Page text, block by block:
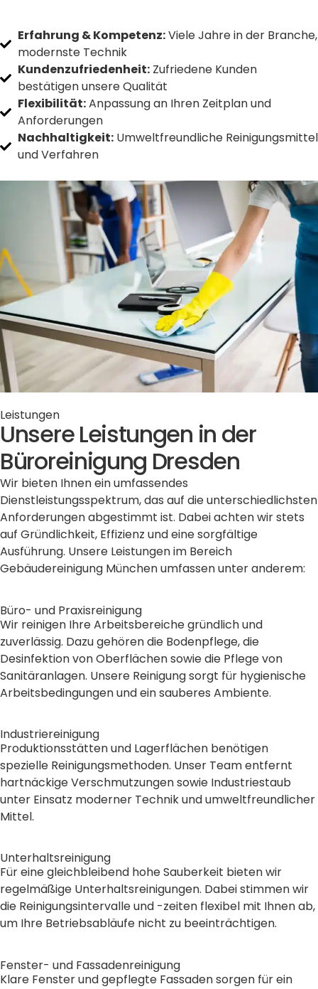
Erfahrung & Kompetenz:Viele Jahre in der Branche,
modernste Technik
Kundenzufriedenheit: Zufriedene Kunden
bestätigen unsere Qualität
Flexibilität:Anpassung an Ihren Zeitplan und
Anforderungen
Nachhaltigkeit: Umweltfreundliche Reinigungsmittel
und Verfahren
Leistungen
Unsere Leistungen in der
Büroreinigung Dresden
Wir bieten Ihnen ein umfassendes
Dienstleistungsspektrum, das auf die unterschiedlichsten
Anforderungen abgestimmt ist. Dabei achten wir stets
auf Gründlichkeit, Effizienz und eine sorgfältige
Ausführung. Unsere Leistungen im Bereich
Gebäudereinigung München umfassen unter anderem:
Büro- und Praxisreinigung
Wir reinigen Ihre Arbeitsbereiche gründlich und
zuverlässig. Dazu gehören die Bodenpflege, die
Desinfektion von Oberflächen sowie die Pflege von
Sanitäranlagen. Unsere Reinigung sorgt für hygienische
Arbeitsbedingungen und ein sauberes Ambiente.
Industriereinigung
Produktionsstätten und Lagerflächen benötigen
spezielle Reinigungsmethoden. Unser Team entfernt
hartnäckige Verschmutzungen sowie Industriestaub
unter Einsatz moderner Technik und umweltfreundlicher
Mittel.
Unterhaltsreinigung
Für eine gleichbleibend hohe Sauberkeit bieten wir
regelmäßige Unterhaltsreinigungen. Dabei stimmen wir
die Reinigungsintervalle und -zeiten flexibel mit Ihnen ab,
um Ihre Betriebsabläufe nicht zu beeinträchtigen.
Fenster- und Fassadenreinigung
Klare Fenster und gepflegte Fassaden sorgen für ein